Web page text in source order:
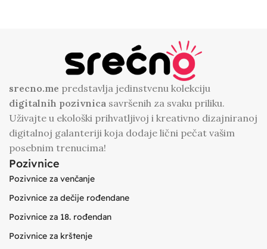
srecno.me predstavlja jedinstvenu kolekciju
digitalnih pozivnica savršenih za svaku priliku.
Uživajte u ekološki prihvatljivoj i kreativno dizajniranoj
digitalnoj galanteriji koja dodaje lični pečat vašim
posebnim trenucima!
Pozivnice
Pozivnice za venčanje
Pozivnice za dečije rođendane
Pozivnice za 18. rođendan
Pozivnice za krštenje